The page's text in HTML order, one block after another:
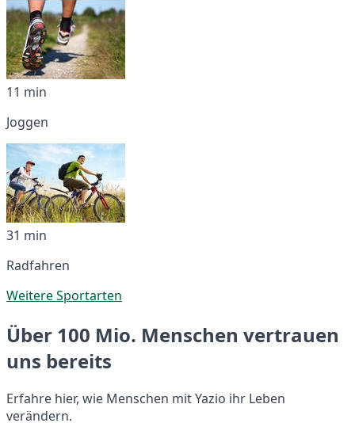
11 min
Joggen
31 min
Radfahren
Weitere Sportarten
Über 100 Mio. Menschen vertrauen
uns bereits
Erfahre hier, wie Menschen mit Yazio ihr Leben
verändern.